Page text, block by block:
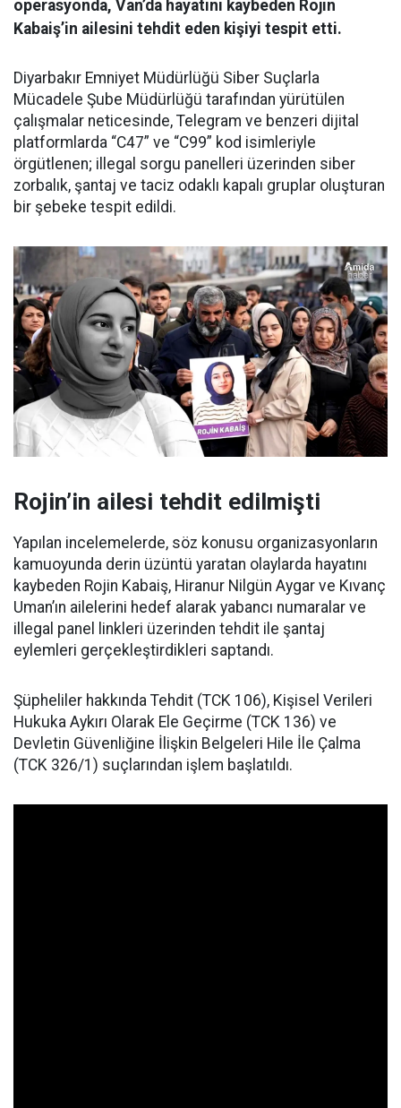
operasyonda, Van’da hayatını kaybeden Rojin
Kabaiş’in ailesini tehdit eden kişiyi tespit etti.
Diyarbakır Emniyet Müdürlüğü Siber Suçlarla
Mücadele Şube Müdürlüğü tarafından yürütülen
çalışmalar neticesinde, Telegram ve benzeri dijital
platformlarda “C47” ve “C99” kod isimleriyle
örgütlenen; illegal sorgu panelleri üzerinden siber
zorbalık, şantaj ve taciz odaklı kapalı gruplar oluşturan
bir şebeke tespit edildi.
Rojin’in ailesi tehdit edilmişti
Yapılan incelemelerde, söz konusu organizasyonların
kamuoyunda derin üzüntü yaratan olaylarda hayatını
kaybeden Rojin Kabaiş, Hiranur Nilgün Aygar ve Kıvanç
Uman’ın ailelerini hedef alarak yabancı numaralar ve
illegal panel linkleri üzerinden tehdit ile şantaj
eylemleri gerçekleştirdikleri saptandı.
Şüpheliler hakkında Tehdit (TCK 106), Kişisel Verileri
Hukuka Aykırı Olarak Ele Geçirme (TCK 136) ve
Devletin Güvenliğine İlişkin Belgeleri Hile İle Çalma
(TCK 326/1) suçlarından işlem başlatıldı.